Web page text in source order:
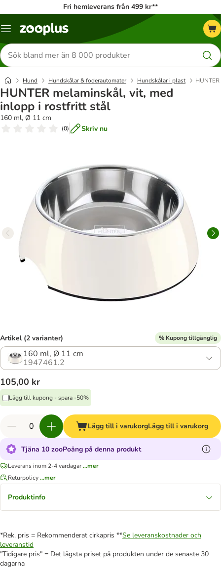
Fri hemleverans från 499 kr**
Katalogmeny
Sök
efter
produkter
Hund Hundskålar & foderautomater Hundskålar i plast
HUNTER melaminskål, vit, med
inlopp i rostfritt stål
160 ml, Ø 11 cm
(0) Skriv nu
Artikel (2 varianter) % Kupong tillgänglig
160 ml, Ø 11 cm
1947461.2
105,00 kr
Lägg till kupong - spara -50%
Lägg till i varukorgLägg till i varukorg
Tjäna 10 zooPoäng på denna produkt
Leverans inom 2-4 vardagar...mer
Returpolicy...mer
Produktinfo
*Rek. pris = Rekommenderat cirkapris **Se leveranskostnader och
leveranstid
"Tidigare pris" = Det lägsta priset på produkten under de senaste 30
dagarna